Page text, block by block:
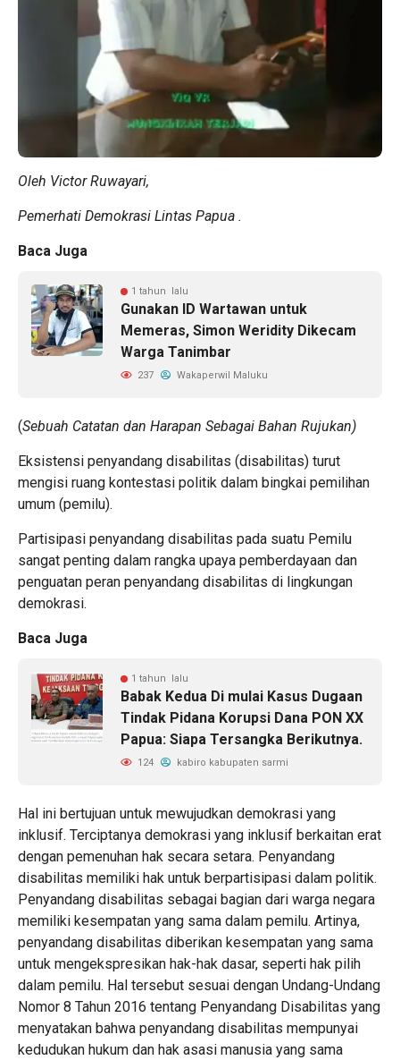
Oleh Victor Ruwayari,
Pemerhati Demokrasi Lintas Papua .
Baca Juga
1 tahun lalu
Gunakan ID Wartawan untuk
Memeras, Simon Weridity Dikecam
Warga Tanimbar
237 Wakaperwil Maluku
(Sebuah Catatan dan Harapan Sebagai Bahan Rujukan)
Eksistensi penyandang disabilitas (disabilitas) turut
mengisi ruang kontestasi politik dalam bingkai pemilihan
umum (pemilu).
Partisipasi penyandang disabilitas pada suatu Pemilu
sangat penting dalam rangka upaya pemberdayaan dan
penguatan peran penyandang disabilitas di lingkungan
demokrasi.
Baca Juga
1 tahun lalu
Babak Kedua Di mulai Kasus Dugaan
Tindak Pidana Korupsi Dana PON XX
Papua: Siapa Tersangka Berikutnya.
124 kabiro kabupaten sarmi
Hal ini bertujuan untuk mewujudkan demokrasi yang
inklusif. Terciptanya demokrasi yang inklusif berkaitan erat
dengan pemenuhan hak secara setara. Penyandang
disabilitas memiliki hak untuk berpartisipasi dalam politik.
Penyandang disabilitas sebagai bagian dari warga negara
memiliki kesempatan yang sama dalam pemilu. Artinya,
penyandang disabilitas diberikan kesempatan yang sama
untuk mengekspresikan hak-hak dasar, seperti hak pilih
dalam pemilu. Hal tersebut sesuai dengan Undang-Undang
Nomor 8 Tahun 2016 tentang Penyandang Disabilitas yang
menyatakan bahwa penyandang disabilitas mempunyai
kedudukan hukum dan hak asasi manusia yang sama